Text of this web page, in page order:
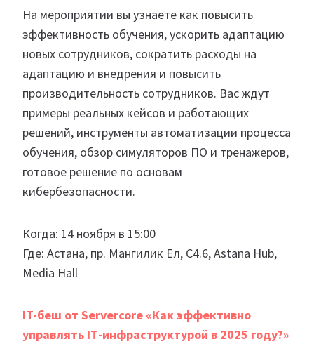
На мероприятии вы узнаете как повысить
эффективность обучения, ускорить адаптацию
новых сотрудников, сократить расходы на
адаптацию и внедрения и повысить
производительность сотрудников. Вас ждут
примеры реальных кейсов и работающих
решений, инструменты автоматизации процесса
обучения, обзор симуляторов ПО и тренажеров,
готовое решение по основам
кибербезопасности.
Когда: 14 ноября в 15:00
Где: Астана, пр. Мангилик Ел, С4.6, Astana Hub,
Media Hall
IT-беш от Servercore «Как эффективно
управлять IТ-инфраструктурой в 2025 году?»